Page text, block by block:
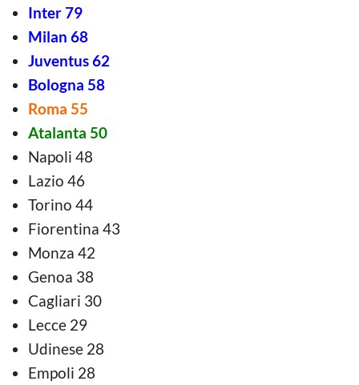
Inter 79
Milan 68
Juventus 62
Bologna 58
Roma 55
Atalanta 50
Napoli 48
Lazio 46
Torino 44
Fiorentina 43
Monza 42
Genoa 38
Cagliari 30
Lecce 29
Udinese 28
Empoli 28